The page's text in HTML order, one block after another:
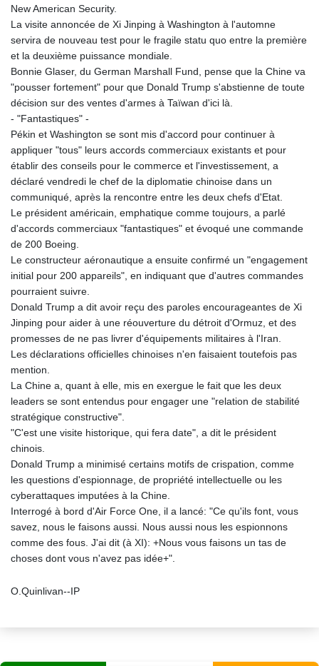
New American Security.
La visite annoncée de Xi Jinping à Washington à l'automne
servira de nouveau test pour le fragile statu quo entre la première
et la deuxième puissance mondiale.
Bonnie Glaser, du German Marshall Fund, pense que la Chine va
"pousser fortement" pour que Donald Trump s'abstienne de toute
décision sur des ventes d'armes à Taïwan d'ici là.
- "Fantastiques" -
Pékin et Washington se sont mis d'accord pour continuer à
appliquer "tous" leurs accords commerciaux existants et pour
établir des conseils pour le commerce et l'investissement, a
déclaré vendredi le chef de la diplomatie chinoise dans un
communiqué, après la rencontre entre les deux chefs d'Etat.
Le président américain, emphatique comme toujours, a parlé
d'accords commerciaux "fantastiques" et évoqué une commande
de 200 Boeing.
Le constructeur aéronautique a ensuite confirmé un "engagement
initial pour 200 appareils", en indiquant que d'autres commandes
pourraient suivre.
Donald Trump a dit avoir reçu des paroles encourageantes de Xi
Jinping pour aider à une réouverture du détroit d'Ormuz, et des
promesses de ne pas livrer d'équipements militaires à l'Iran.
Les déclarations officielles chinoises n'en faisaient toutefois pas
mention.
La Chine a, quant à elle, mis en exergue le fait que les deux
leaders se sont entendus pour engager une "relation de stabilité
stratégique constructive".
"C'est une visite historique, qui fera date", a dit le président
chinois.
Donald Trump a minimisé certains motifs de crispation, comme
les questions d'espionnage, de propriété intellectuelle ou les
cyberattaques imputées à la Chine.
Interrogé à bord d'Air Force One, il a lancé: "Ce qu'ils font, vous
savez, nous le faisons aussi. Nous aussi nous les espionnons
comme des fous. J'ai dit (à XI): +Nous vous faisons un tas de
choses dont vous n'avez pas idée+".
O.Quinlivan--IP